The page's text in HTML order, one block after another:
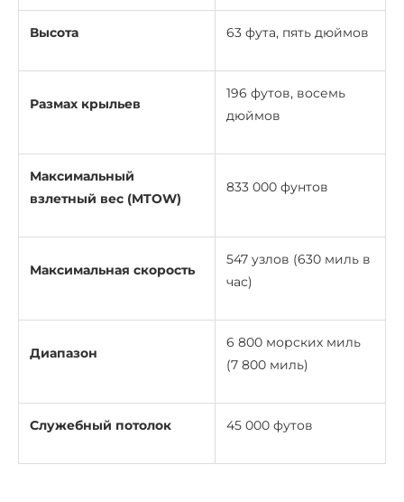
Высота 63 фута, пять дюймов
Размах крыльев
196 футов, восемь
дюймов
Максимальный
взлетный вес (MTOW)
833 000 фунтов
Максимальная скорость
547 узлов (630 миль в
час)
Диапазон
6 800 морских миль
(7 800 миль)
Служебный потолок 45 000 футов